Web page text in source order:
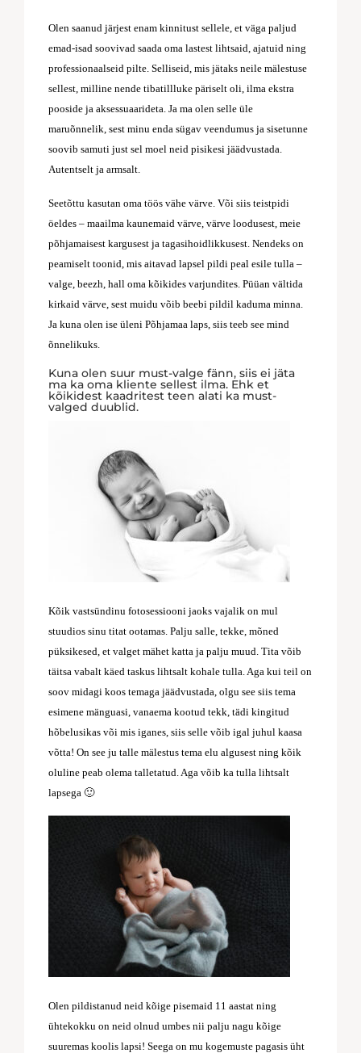
Olen saanud järjest enam kinnitust sellele, et väga paljud
emad-isad soovivad saada oma lastest lihtsaid, ajatuid ning
professionaalseid pilte. Selliseid, mis jätaks neile mälestuse
sellest, milline nende tibatillluke päriselt oli, ilma ekstra
pooside ja aksessuaarideta. Ja ma olen selle üle
maruõnnelik, sest minu enda sügav veendumus ja sisetunne
soovib samuti just sel moel neid pisikesi jäädvustada.
Autentselt ja armsalt.
Seetõttu kasutan oma töös vähe värve. Või siis teistpidi
öeldes – maailma kaunemaid värve, värve loodusest, meie
põhjamaisest kargusest ja tagasihoidlikkusest. Nendeks on
peamiselt toonid, mis aitavad lapsel pildi peal esile tulla –
valge, beezh, hall oma kõikides varjundites. Püüan vältida
kirkaid värve, sest muidu võib beebi pildil kaduma minna.
Ja kuna olen ise üleni Põhjamaa laps, siis teeb see mind
õnnelikuks.
Kuna olen suur must-valge fänn, siis ei jäta
ma ka oma kliente sellest ilma. Ehk et
kõikidest kaadritest teen alati ka must-
valged duublid.
Kõik vastsündinu fotosessiooni jaoks vajalik on mul
stuudios sinu titat ootamas. Palju salle, tekke, mõned
püksikesed, et valget mähet katta ja palju muud. Tita võib
täitsa vabalt käed taskus lihtsalt kohale tulla. Aga kui teil on
soov midagi koos temaga jäädvustada, olgu see siis tema
esimene mänguasi, vanaema kootud tekk, tädi kingitud
hõbelusikas või mis iganes, siis selle võib igal juhul kaasa
võtta! On see ju talle mälestus tema elu algusest ning kõik
oluline peab olema talletatud. Aga võib ka tulla lihtsalt
lapsega 🙂
Olen pildistanud neid kõige pisemaid 11 aastat ning
ühtekokku on neid olnud umbes nii palju nagu kõige
suuremas koolis lapsi! Seega on mu kogemuste pagasis üht